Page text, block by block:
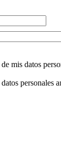
mis datos
personales